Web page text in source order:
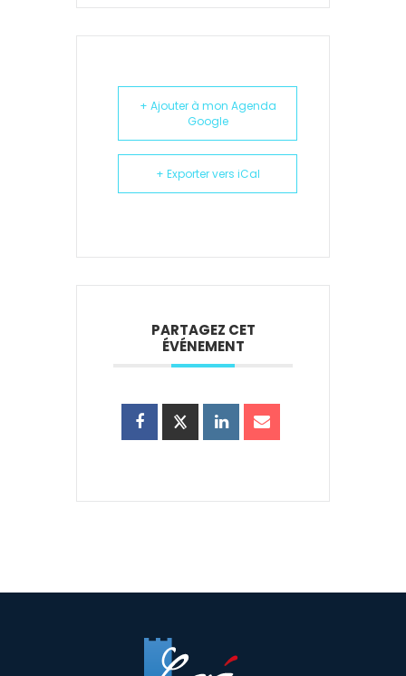
+ Ajouter à mon Agenda
Google
+ Exporter vers iCal
PARTAGEZ CET
ÉVÉNEMENT